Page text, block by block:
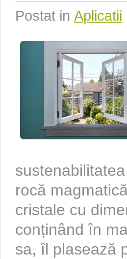
Postat in Aplicatii
rocă
cristale cu
conținând în
sa, îl plasează